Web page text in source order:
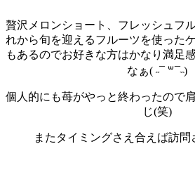
贅沢メロンショート、フレッシュフ
れから旬を迎えるフルーツを使った
もあるのでお好きな方はかなり満足
なぁ( ˶¯ ꒳¯˵)
個人的にも苺がやっと終わったので
じ(笑)
またタイミングさえ合えば訪